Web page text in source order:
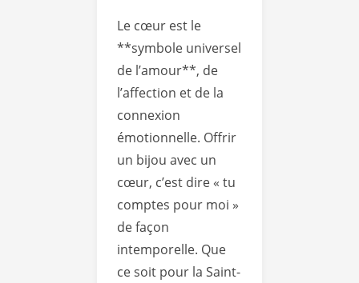
Le cœur est le
**symbole universel
de l’amour**, de
l’affection et de la
connexion
émotionnelle. Offrir
un bijou avec un
cœur, c’est dire « tu
comptes pour moi »
de façon
intemporelle. Que
ce soit pour la Saint-